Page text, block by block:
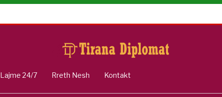
Lajme 24/7 Rreth Nesh Kontakt